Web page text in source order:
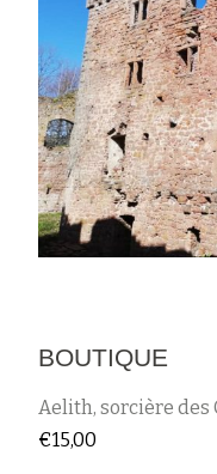
BOUTIQUE
Aelith, sorcière
€15,00